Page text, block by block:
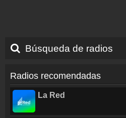
Búsqueda de radios
Radios recomendadas
La Red